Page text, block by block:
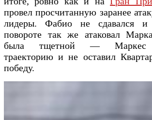
провел просчитанную заранее
лидеры. Фабио не сдавался и
повороте так же атаковал
была тщетной — Маркес
траекторию и не оставил
победу.